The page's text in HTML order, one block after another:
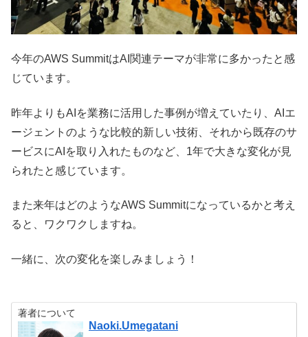
今年のAWS SummitはAI関連テーマが非常に多かったと感
じています。
昨年よりもAIを業務に活用した事例が増えていたり、AIエ
ージェントのような比較的新しい技術、それから既存のサ
ービスにAIを取り入れたものなど、1年で大きな変化が見
られたと感じています。
また来年はどのようなAWS Summitになっているかと考え
ると、ワクワクしますね。
一緒に、次の変化を楽しみましょう！
著者について
Naoki.Umegatani